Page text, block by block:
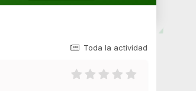
Toda la actividad